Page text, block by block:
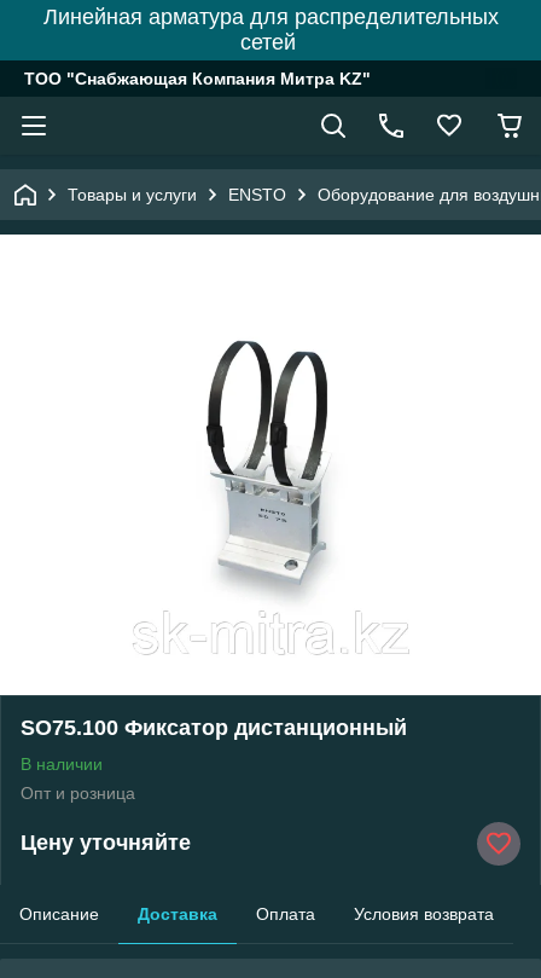
Линейная арматура для распределительных
сетей
ТОО "Снабжающая Компания Митра KZ"
Товары и услуги ENSTO Оборудование для
SO75.100 Фиксатор дистанционный
В наличии
Опт и розница
Цену уточняйте
Описание Доставка Оплата Условия возврата